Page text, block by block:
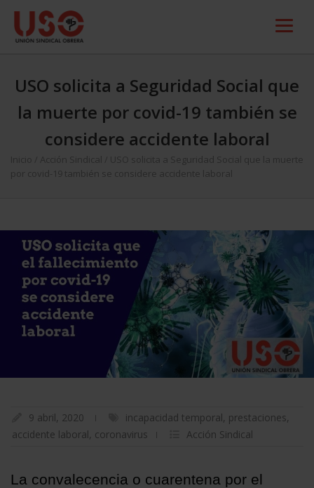
USO solicita a Seguridad Social que
la muerte por covid-19 también se
considere accidente laboral
Inicio Acción Sindical
USO solicita a Seguridad Social que la muerte
por covid-19 también se considere accidente laboral
9 abril, 2020 incapacidad temporal, prestaciones,
accidente laboral, coronavirus Acción Sindical
La convalecencia o cuarentena por el